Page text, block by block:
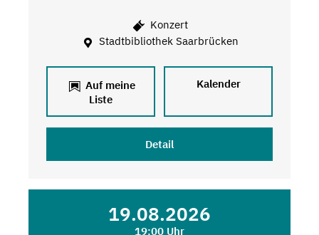
Konzert
Stadtbibliothek Saarbrücken
Auf meine
Liste
Kalender
Detail
19.08.2026
19:00 Uhr